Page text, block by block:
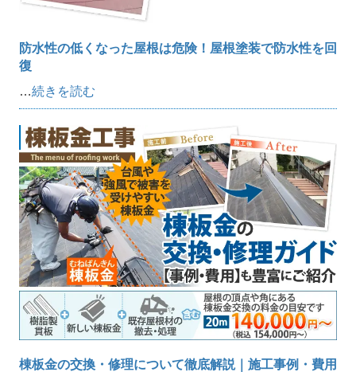
防水性の低くなった屋根は危険！屋根塗装で防水性を回
復
…続きを読む
棟板金の交換・修理について徹底解説｜施工事例・費用